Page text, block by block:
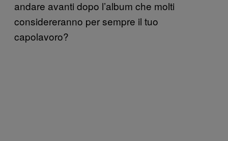
andare avanti dopo l’album che molti
considereranno per sempre il tuo
capolavoro?